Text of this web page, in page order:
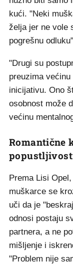
kući. "Neki
želja jer ne vole
pogrešnu
"Drugi su
preuzima
inicijativu. Ono
osobnost može
većinu
Romantične
Prema Lisi
muškarce se
uči da je
odnosi postaju
partnera, a ne
mišljenje i
"Problem nije